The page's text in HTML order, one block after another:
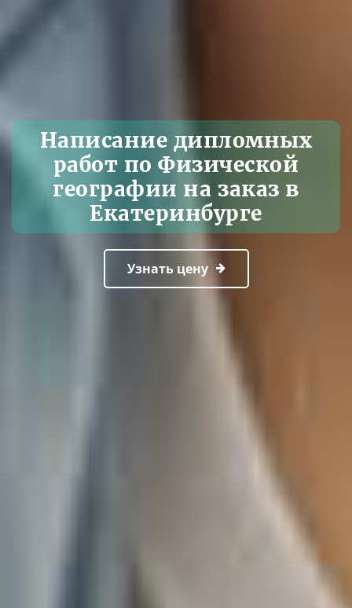
Написание дипломных
работ по Физической
географии на заказ в
Екатеринбурге
Узнать цену